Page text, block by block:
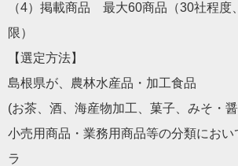
（4）掲載商品 最大60商品（30社程度
限）
【選定方法】
島根県が、農林水産品・加工食品
(お茶、酒、海産物加工、菓子、みそ・醤
小売用商品・業務用商品等の分類にお
ラ